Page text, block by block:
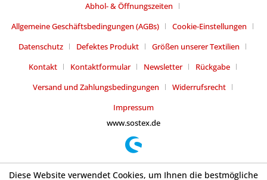
Abhol- & Öffnungszeiten
Allgemeine Geschäftsbedingungen (AGBs)
Cookie-Einstellungen
Datenschutz
Defektes Produkt
Größen unserer Textilien
Kontakt
Kontaktformular Newsletter
Rückgabe
Versand und Zahlungsbedingungen
Widerrufsrecht
Impressum
www.sostex.de
Diese Website verwendet Cookies, um Ihnen die bestmögliche